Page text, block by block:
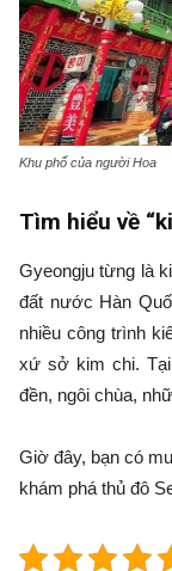
Khu phố của người Hoa
Tìm hiểu về
Gyeongju từng là
đất nước Hàn
nhiều công trình
xứ sở kim chi. Tại
đền, ngôi chùa,
Giờ đây, bạn có
khám phá thủ đô